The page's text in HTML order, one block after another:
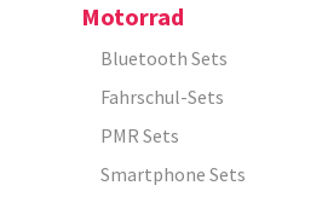
Motorrad
Bluetooth Sets
Fahrschul-Sets
PMR Sets
Smartphone Sets